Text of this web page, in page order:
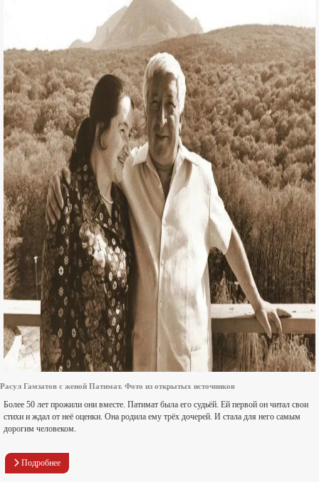
Расул Гамзатов с женой Патимат. Фото из открытых источников
Более 50 лет прожили они вместе. Патимат была его судьёй. Ей первой он читал свои
стихи и ждал от неё оценки. Она родила ему трёх дочерей. И стала для него самым
дорогим человеком.
Подробнее